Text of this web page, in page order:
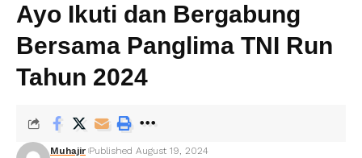
Ayo Ikuti dan Bergabung
Bersama Panglima TNI Run
Tahun 2024
Muhajir Published August 19, 2024